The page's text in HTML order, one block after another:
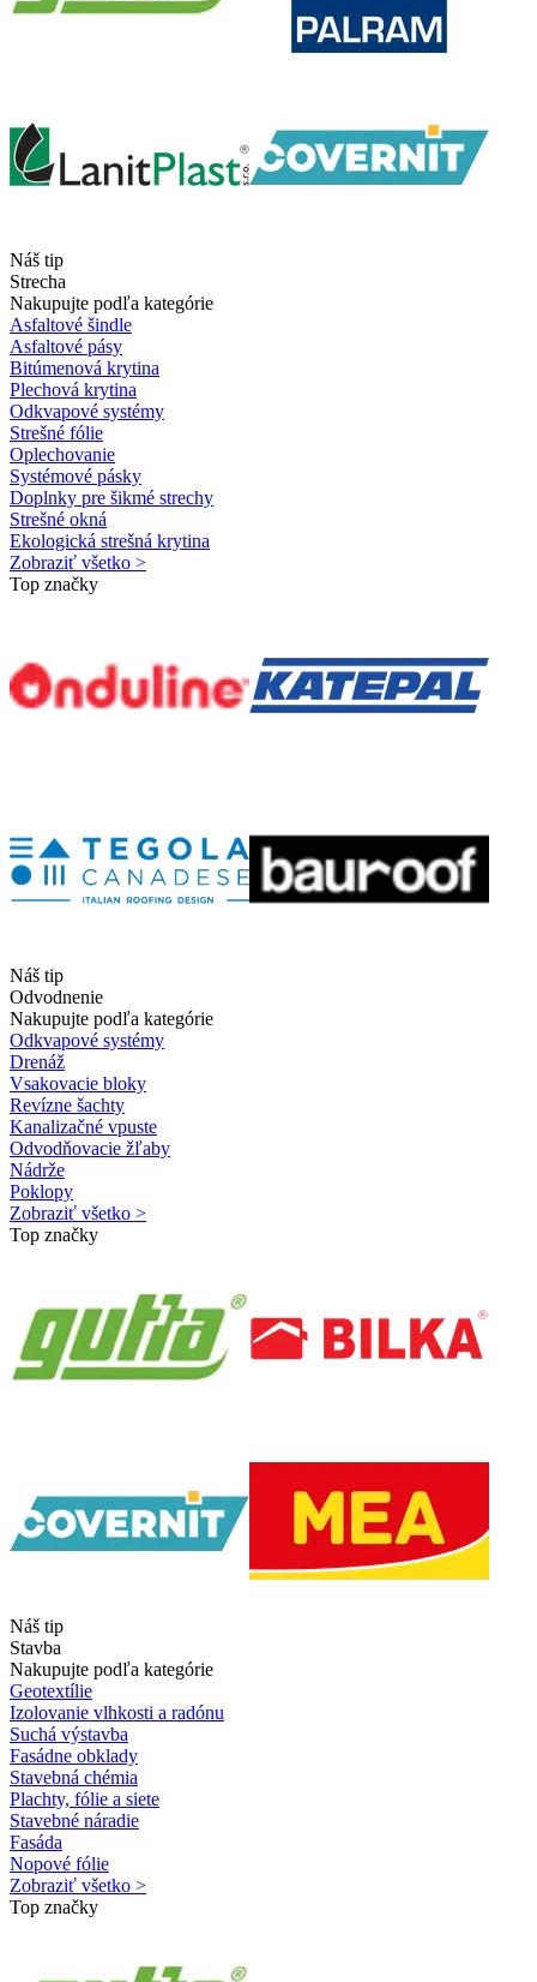
Náš tip
Strecha
Nakupujte podľa kategórie
Asfaltové šindle
Asfaltové pásy
Bitúmenová krytina
Plechová krytina
Odkvapové systémy
Strešné fólie
Oplechovanie
Systémové pásky
Doplnky pre šikmé strechy
Strešné okná
Ekologická strešná krytina
Zobraziť všetko >
Top značky
Náš tip
Odvodnenie
Nakupujte podľa kategórie
Odkvapové systémy
Drenáž
Vsakovacie bloky
Revízne šachty
Kanalizačné vpuste
Odvodňovacie žľaby
Nádrže
Poklopy
Zobraziť všetko >
Top značky
Náš tip
Stavba
Nakupujte podľa kategórie
Geotextílie
Izolovanie vlhkosti a radónu
Suchá výstavba
Fasádne obklady
Stavebná chémia
Plachty, fólie a siete
Stavebné náradie
Fasáda
Nopové fólie
Zobraziť všetko >
Top značky